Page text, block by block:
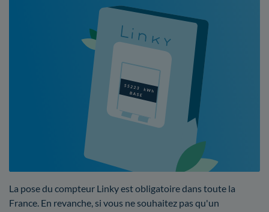
La pose du compteur Linky est obligatoire dans toute la
France. En revanche, si vous ne souhaitez pas qu'un